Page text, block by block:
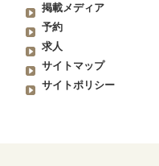
掲載メディア
予約
求人
サイトマップ
サイトポリシー